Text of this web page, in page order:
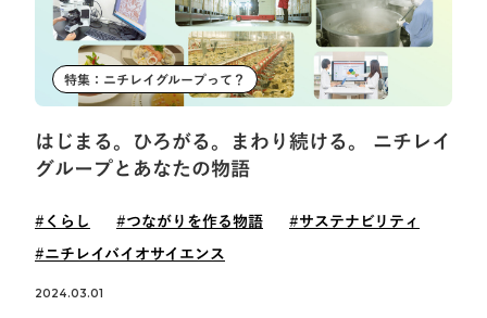
特集：ニチレイグループって？
はじまる。ひろがる。まわり続ける。 ニチレイ
グループとあなたの物語
#くらし #つながりを作る物語 #サステナビリティ
#ニチレイバイオサイエンス
2024.03.01